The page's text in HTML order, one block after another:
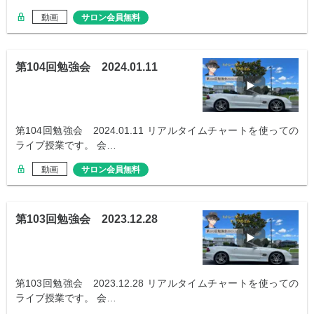
動画 サロン会員無料
第104回勉強会 2024.01.11
第104回勉強会 2024.01.11 リアルタイムチャートを使っての
ライブ授業です。 会…
動画 サロン会員無料
第103回勉強会 2023.12.28
第103回勉強会 2023.12.28 リアルタイムチャートを使っての
ライブ授業です。 会…